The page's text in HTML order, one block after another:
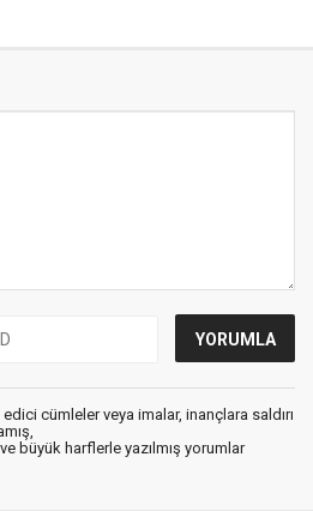
cümleler veya imalar, inançlara saldırı
büyük harflerle yazılmış yorumlar